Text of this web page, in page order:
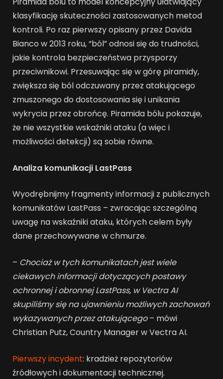
klasyfikację skuteczności zastosowanych metod
kontroli. Po raz pierwszy opisany przez Davida
Bianco w 2013 roku, “ból” odnosi się do trudności,
jakie kontrola bezpieczeństwa przysporzy
przeciwnikowi. Przesuwając się w górę piramidy,
zwiększa się ból odczuwany przez atakującego
zmuszonego do dostosowania się i unikania
wykrycia przez obrońcę. Piramida bólu pokazuje,
że nie wszystkie wskaźniki ataku (a więc i
możliwości detekcji) są sobie równe.
Analiza komunikacji LastPass
Wyodrębnijmy fragmenty informacji z publicznych
komunikatów LastPass – zwracając szczególną
uwagę na wskaźniki ataku, których celem były
dane przechowywane w chmurze.
– Chociaż w tych komunikatach jest wiele
ciekawych informacji dotyczących postawy
ochronnej i obronnej LastPass, w Vectra AI
skupiliśmy się na ujawnieniu możliwych zachowań
wykazywanych przez atakującego– mówi
Christian Putz, Country Manager w Vectra AI.
Pierwszy incydent: kradzież repozytoriów
źródłowych i dokumentacji technicznej.